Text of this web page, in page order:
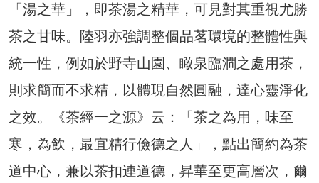
「湯之華」，即茶湯之精華，可見對其重視尤勝
茶之甘味。陸羽亦強調整個品茗環境的整體性與
統一性，例如於野寺山園、瞰泉臨澗之處用茶，
則求簡而不求精，以體現自然圓融，達心靈淨化
之效。《茶經一之源》云：「茶之為用，味至
寒，為飲，最宜精行儉德之人」，點出簡約為茶
道中心，兼以茶扣連道德，昇華至更高層次，爾